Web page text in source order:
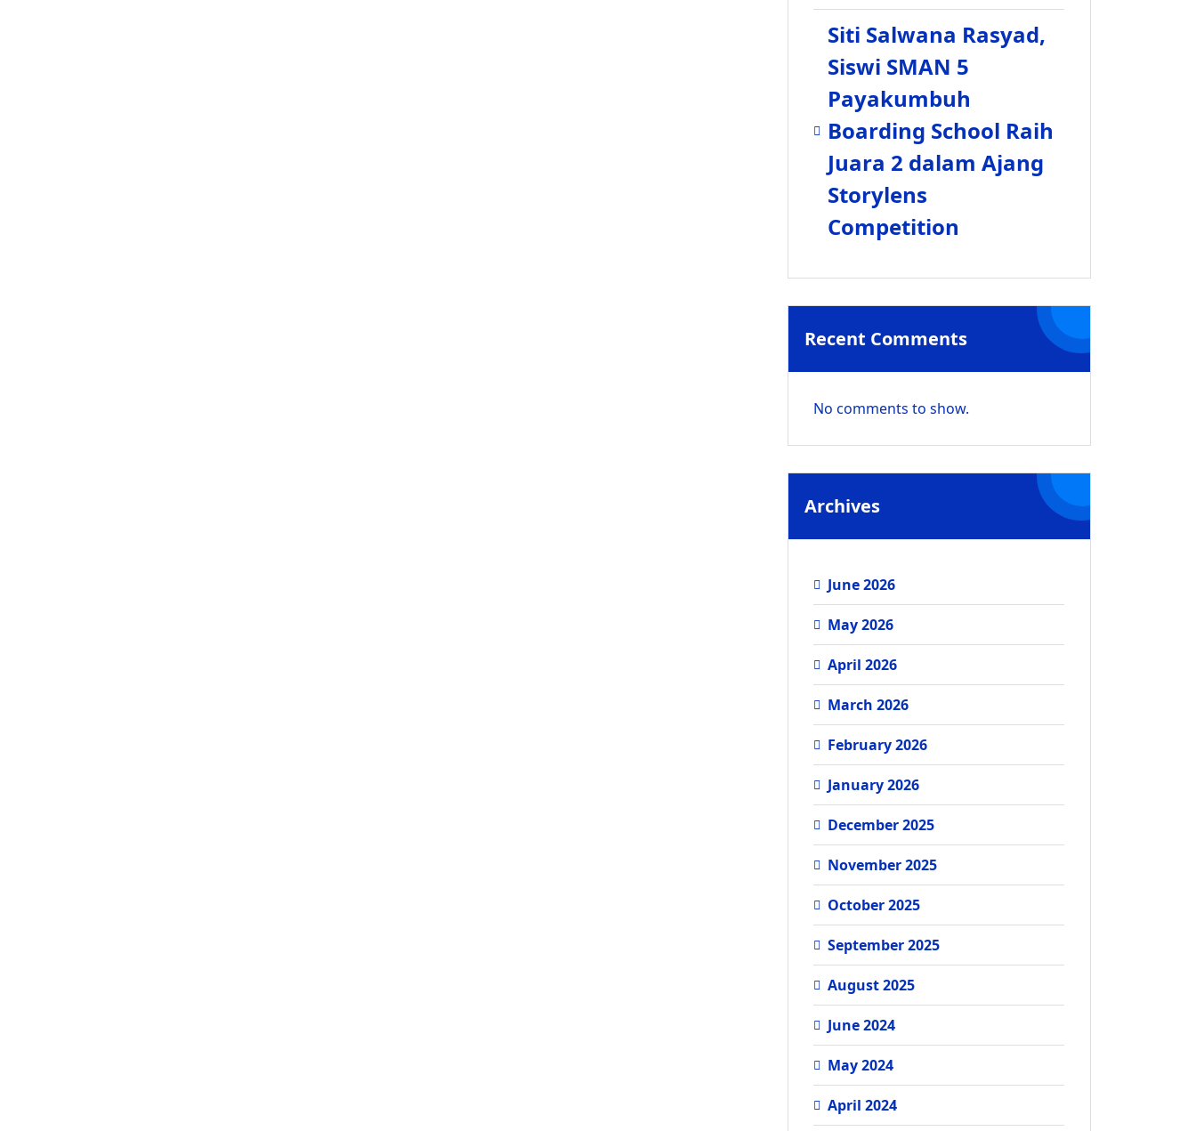
Siti Salwana Rasyad,
Siswi SMAN 5
Payakumbuh
Boarding School Raih
Juara 2 dalam Ajang
Storylens
Competition
Recent Comments
No comments to show.
Archives
June 2026
May 2026
April 2026
March 2026
February 2026
January 2026
December 2025
November 2025
October 2025
September 2025
August 2025
June 2024
May 2024
April 2024